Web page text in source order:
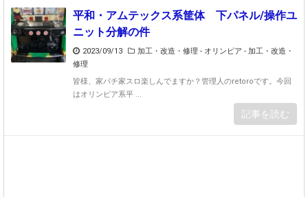
平和・アムテックス系筐体 下パネル/操作ユ
ニット分解の件
2023/09/13 加工・改造・修理 - オリンピア - 加工・改造・
修理
皆様、家パチ家スロ楽しんでますか？管理人のretoroです。今回
はオリンピア系平 ...
記事を読む